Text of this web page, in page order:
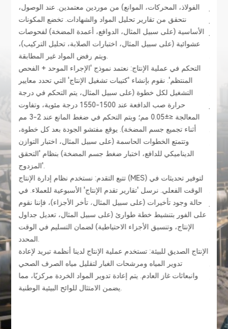
إشعارًا كتابيًا مدته 72 ساعة للعميل ونتفاوض بشأن التعديلات'.
الفولاذ، المحركات، الموانع) من موردين معتمدين. عند الوصول،
نتحقق من تقارير تحليل المواد والشهادات. تخضع المكونات
الأساسية (على سبيل المثال، الدوافع، أعمدة المضخة) لفحوصات
عشوائية (على سبيل المثال، اختبارات الصلابة، تحليل التركيب)،
التحكم في عملية الإنتاج: نعتمد نموذج 'الإجراء الموحد + الفحص
المنتظم'. نقوم بإنشاء 'كتيبات تشغيل الإنتاج' التي تحدد معايير
التشغيل لكل خطوة (على سبيل المثال، يتم التحكم في درجة
حرارة صب الدافعة عند 1500-1550 درجة مئوية، وتفاوت
المعالجة ≤±0.05 مم؛ ويتم التحكم في ضغط المانع عند 2-3 مم
أثناء تجميع جسم المضخة). يوقع مفتشو الجودة بعد كل خطوة،
وتتمتع الخطوات الحاسمة (على سبيل المثال، اختبار التوازن
الديناميكي للدافع، اختبار ضغط جسم المضخة) بنظام 'التحقق
المزدوج'.
تتبع التقدم: نستخدم نظام إدارة الإنتاج (MES) لتوفير تحديثات في
الوقت الفعلي. نرسل 'تقارير تقدم الإنتاج' الأسبوعية للعملاء. في
حالة وجود تأخيرات (على سبيل المثال، تأخر الأجزاء)، فإننا نقوم
على الفور بتنشيط خطة طوارئ (على سبيل المثال، تعديل جداول
الإنتاج، وتنسيق الأجزاء الاحتياطية) لضمان التسليم في الوقت
الإنتاج الصديق للبيئة: تستخدم عملية الإنتاج لدينا أنظمة تبريد لإعادة
تدوير المياه ومرشحات الغبار لتقليل مياه الصرف الصحي
وانبعاثات غاز العادم. يتم إعادة تدوير المواد الخردة مركزيًا، مما
مع